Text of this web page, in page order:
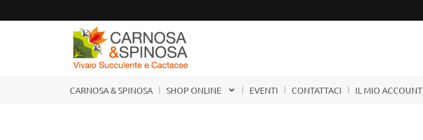
CARNOSA & SPINOSA SHOP ONLINE EVENTI CONTATTACI IL MIO ACCOUNT